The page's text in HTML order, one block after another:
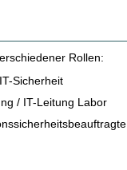
Rollen:
Sicherheit
/ IT-Leitung Labor